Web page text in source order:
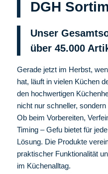
DGH
Unser
über 45.000
Gerade jetzt im Herbst,
hat, läuft in vielen Küchen
den hochwertigen
nicht nur schneller,
Ob beim Vorbereiten,
Timing – Gefu bietet für
Lösung. Die Produkte
praktischer Funktionalität
im Küchenalltag.